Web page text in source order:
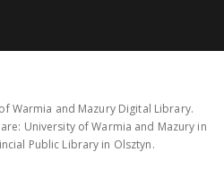
Warmia and Mazury Digital Library.
University of Warmia and Mazury in
Public Library in Olsztyn.